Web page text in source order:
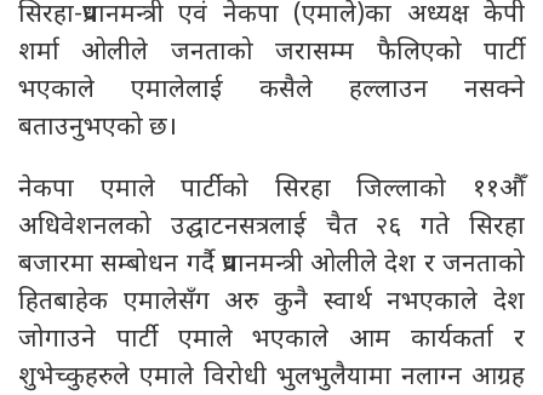
सिरहा-प्रधानमन्त्री एवं नेकपा (एमाले)का अध्यक्ष केपी
शर्मा ओलीले जनताको जरासम्म फैलिएको पार्टी
भएकाले एमालेलाई कसैले हल्लाउन नसक्ने
बताउनुभएको छ।
नेकपा एमाले पार्टीको सिरहा जिल्लाको ११औँ
अधिवेशनलको उद्घाटनसत्रलाई चैत २६ गते सिरहा
बजारमा सम्बोधन गर्दै प्रधानमन्त्री ओलीले देश र जनताको
हितबाहेक एमालेसँग अरु कुनै स्वार्थ नभएकाले देश
जोगाउने पार्टी एमाले भएकाले आम कार्यकर्ता र
शुभेच्कुहरुले एमाले विरोधी भुलभुलैयामा नलाग्न आग्रह